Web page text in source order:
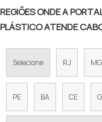
REGIÕES ONDE A
PLÁSTICO ATENDE
Selecione RJ MG
PE BA CE